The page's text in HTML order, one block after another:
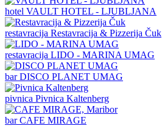
hotel VAULT HOTEL - LJUBLJANA
restavracija Restavracija & Pizzerija Čuk
restavracija LIDO - MARINA UMAG
barDISCO PLANET UMAG
pivnica Pivnica Kaltenberg
barCAFE MIRAGE